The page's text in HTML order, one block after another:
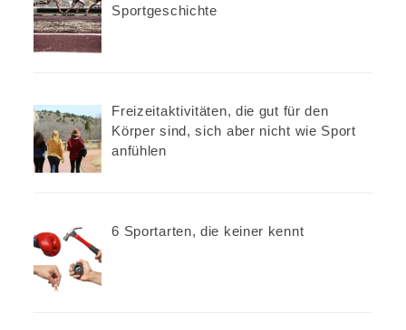
05/07/2022
Sportgeschichte
03/09/2022
Sportgeschichte
Freizeitaktivitäten, die gut für den
Körper sind, sich aber nicht wie Sport
anfühlen
6 Sportarten, die keiner kennt